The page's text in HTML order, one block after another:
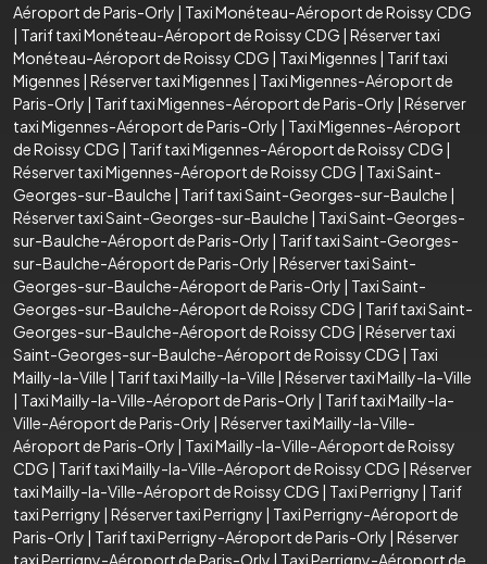
Aéroport de Paris-Orly | Taxi Monéteau-Aéroport de Roissy CDG
| Tarif taxi Monéteau-Aéroport de Roissy CDG | Réserver taxi
Monéteau-Aéroport de Roissy CDG | Taxi Migennes | Tarif taxi
Migennes | Réserver taxi Migennes | Taxi Migennes-Aéroport de
Paris-Orly | Tarif taxi Migennes-Aéroport de Paris-Orly | Réserver
taxi Migennes-Aéroport de Paris-Orly | Taxi Migennes-Aéroport
de Roissy CDG | Tarif taxi Migennes-Aéroport de Roissy CDG |
Réserver taxi Migennes-Aéroport de Roissy CDG | Taxi Saint-
Georges-sur-Baulche | Tarif taxi Saint-Georges-sur-Baulche |
Réserver taxi Saint-Georges-sur-Baulche | Taxi Saint-Georges-
sur-Baulche-Aéroport de Paris-Orly | Tarif taxi Saint-Georges-
sur-Baulche-Aéroport de Paris-Orly | Réserver taxi Saint-
Georges-sur-Baulche-Aéroport de Paris-Orly | Taxi Saint-
Georges-sur-Baulche-Aéroport de Roissy CDG | Tarif taxi Saint-
Georges-sur-Baulche-Aéroport de Roissy CDG | Réserver taxi
Saint-Georges-sur-Baulche-Aéroport de Roissy CDG | Taxi
Mailly-la-Ville | Tarif taxi Mailly-la-Ville | Réserver taxi Mailly-la-Ville
| Taxi Mailly-la-Ville-Aéroport de Paris-Orly | Tarif taxi Mailly-la-
Ville-Aéroport de Paris-Orly | Réserver taxi Mailly-la-Ville-
Aéroport de Paris-Orly | Taxi Mailly-la-Ville-Aéroport de Roissy
CDG | Tarif taxi Mailly-la-Ville-Aéroport de Roissy CDG | Réserver
taxi Mailly-la-Ville-Aéroport de Roissy CDG | Taxi Perrigny | Tarif
taxi Perrigny | Réserver taxi Perrigny | Taxi Perrigny-Aéroport de
Paris-Orly | Tarif taxi Perrigny-Aéroport de Paris-Orly | Réserver
taxi Perrigny-Aéroport de Paris-Orly | Taxi Perrigny-Aéroport de